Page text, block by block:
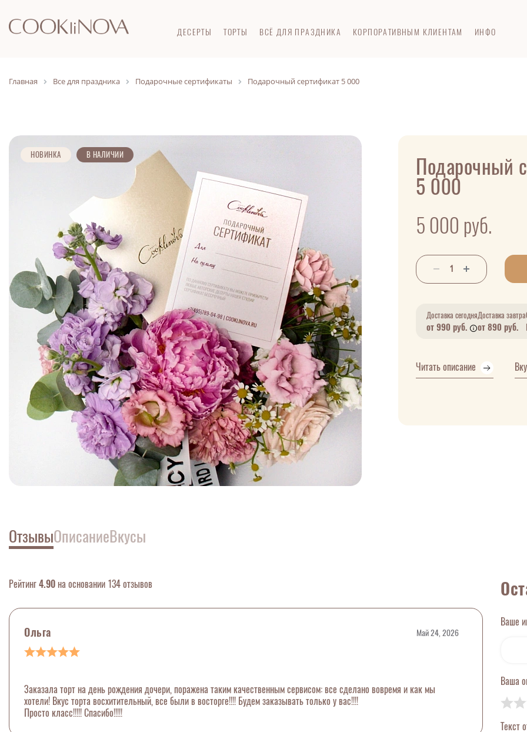
ДЕСЕРТЫ ТОРТЫ ВСЁ ДЛЯ ПРАЗДНИКА КОРПОРАТИВНЫМ КЛИЕНТАМ ИНФО
Главная Все для праздника Подарочные сертификаты Подарочный сертификат 5 000
НОВИНКА В НАЛИЧИИ Подарочный
5 000
5 000 руб.
Доставка сегодня
от 990 руб.
Доставка завтра
от 890 руб.
Читать описание
ОтзывыОписаниеВкусы
Рейтинг4.90 на основании 134 отзывов
Ольга Май 24, 2026
Заказала торт на день рождения дочери, поражена таким качественным сервисом: все сделано вовремя и как мы
хотели! Вкус торта восхитительный, все были в восторге!!!! Будем заказывать только у вас!!!!
Просто класс!!!!! Спасибо!!!!!
Ваше
Ваша
Текст